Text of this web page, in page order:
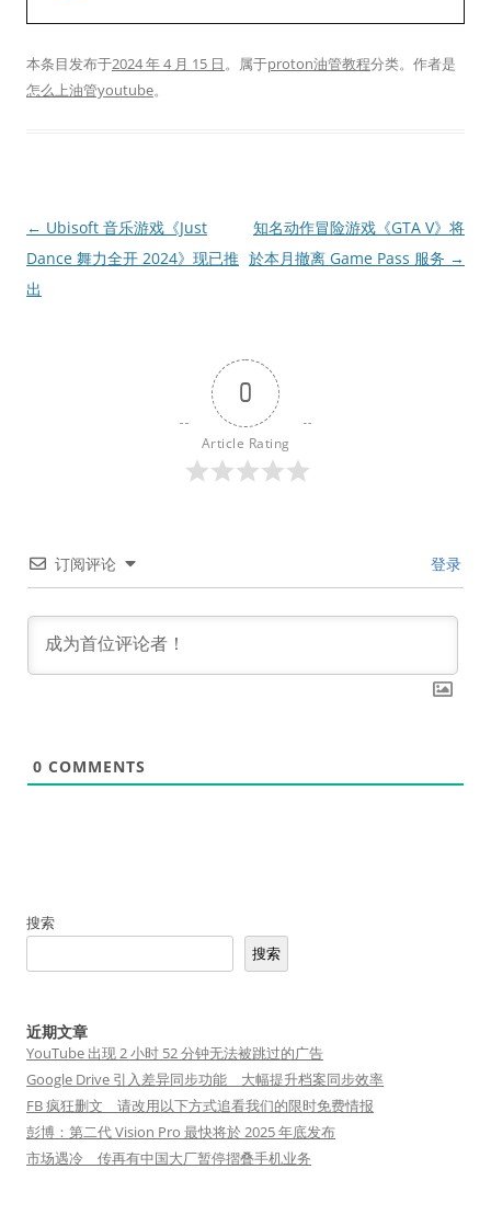
本条目发布于2024 年 4 月 15 日。属于proton油管教程分类。 作者是
怎么上油管youtube。
文
章
导
← Ubisoft 音乐游戏《Just
Dance 舞力全开 2024》现已推
出
知名动作冒险游戏《GTA V》将
於本月撤离 Game Pass 服务 →
0
Article Rating
订阅评论 登录
0 COMMENTS
搜索
搜索
近期文章
YouTube 出现 2 小时 52 分钟无法被跳过的广告
Google Drive 引入差异同步功能 大幅提升档案同步效率
FB 疯狂删文 请改用以下方式追看我们的限时免费情报
彭博：第二代 Vision Pro 最快将於 2025 年底发布
市场遇冷 传再有中国大厂暂停摺叠手机业务